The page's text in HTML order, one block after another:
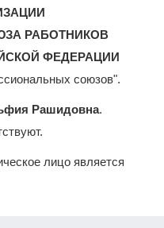
РАБОТНИКОВ
ФЕДЕРАЦИИ
союзов".
Рашидовна.
лицо является